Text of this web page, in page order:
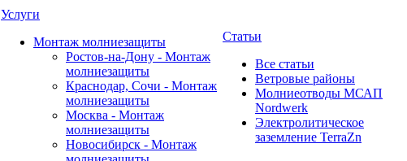
Услуги
Монтаж молниезащиты
Ростов-на-Дону - Монтаж
молниезащиты
Краснодар, Сочи - Монтаж
молниезащиты
Москва - Монтаж
молниезащиты
Новосибирск - Монтаж
Статьи
Все статьи
Ветровые районы
Молниеотводы МСАП
Nordwerk
Электролитическое
заземление TerraZn